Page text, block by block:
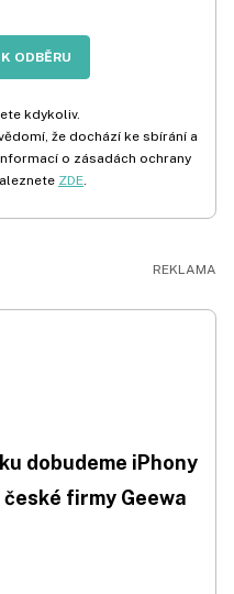
ODBĚRU
kdykoliv.
že dochází ke sbírání a
o zásadách ochrany
ZDE
dobudeme iPhony
firmy Geewa